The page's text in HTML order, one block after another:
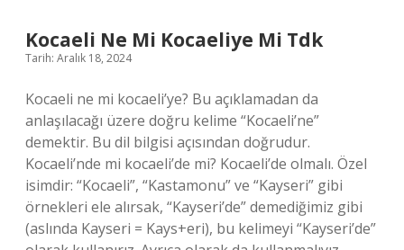
Kocaeli Ne Mi Kocaeliye Mi Tdk
Tarih: Aralık 18, 2024
Kocaeli ne mi kocaeli’ye? Bu açıklamadan da
anlaşılacağı üzere doğru kelime “Kocaeli’ne”
demektir. Bu dil bilgisi açısından doğrudur.
Kocaeli’nde mi kocaeli’de mi? Kocaeli’de olmalı. Özel
isimdir: “Kocaeli”, “Kastamonu” ve “Kayseri” gibi
örnekleri ele alırsak, “Kayseri’de” demediğimiz gibi
(aslında Kayseri = Kays+eri), bu kelimeyi “Kayseri’de”